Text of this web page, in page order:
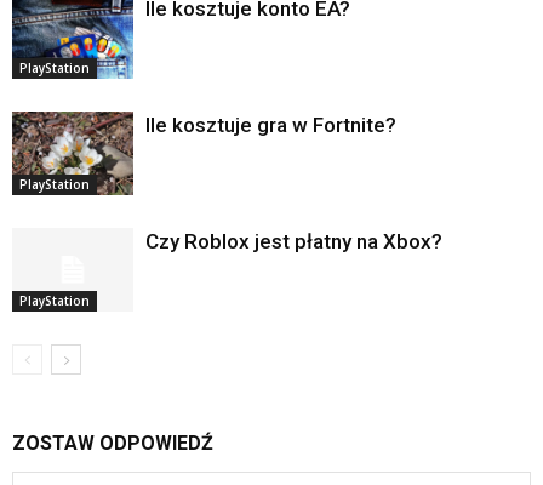
PlayStation
Ile kosztuje konto EA?
PlayStation
Ile kosztuje gra w Fortnite?
PlayStation
Czy Roblox jest płatny na Xbox?
ZOSTAW ODPOWIEDŹ